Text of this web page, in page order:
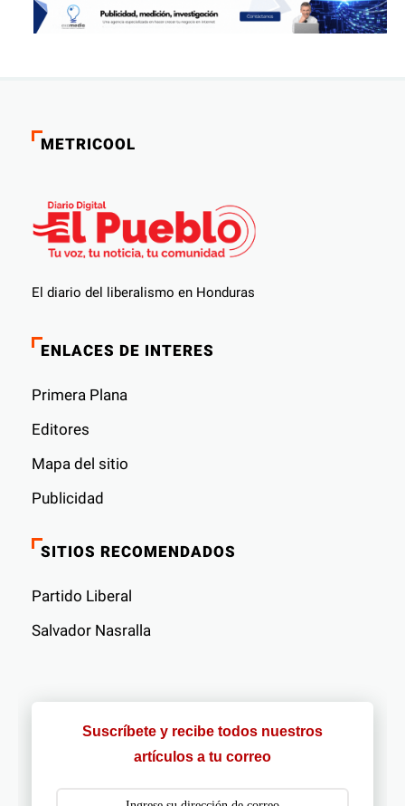
METRICOOL
El diario del liberalismo en Honduras
ENLACES DE INTERES
Primera Plana
Editores
Mapa del sitio
Publicidad
SITIOS RECOMENDADOS
Partido Liberal
Salvador Nasralla
Suscríbete y recibe todos nuestros
artículos a tu correo